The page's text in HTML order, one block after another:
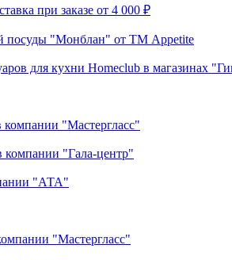
при заказе от 4 000 ₽
посуды "Монблан" от ТМ Appetite
для кухни Homeclub в магазинах
компании "Мастергласс"
"Гала-центр"
"АТА"
"Мастергласс"